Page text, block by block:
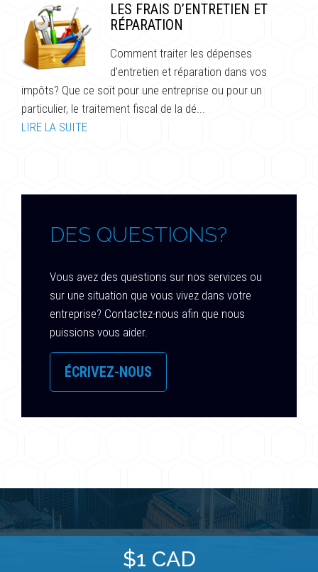
LES FRAIS D’ENTRETIEN ET
RÉPARATION
Comment traiter les dépenses
d’entretien et réparation dans vos
impôts? Que ce soit pour une entreprise ou pour un
particulier, le traitement fiscal de la dé...
LIRE LA SUITE
DES QUESTIONS?
Vous avez des questions sur nos services ou
sur une situation que vous vivez dans votre
entreprise? Contactez-nous afin que nous
puissions vous aider.
ÉCRIVEZ-NOUS
$1 CAD